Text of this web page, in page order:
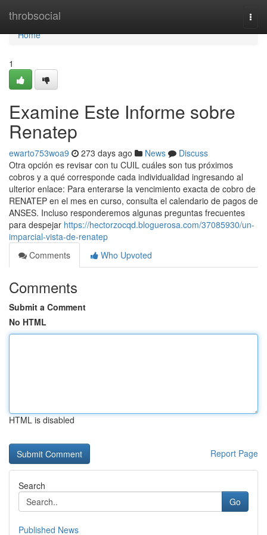
throbsocial
Home
Home
1
Examine Este Informe sobre
Renatep
ewarto753woa9 273 days ago News
Discuss
Otra opción es revisar con tu CUIL cuáles son tus próximos
cobros y a qué corresponde cada individualidad ingresando al
ulterior enlace: Para enterarse la vencimiento exacta de cobro de
⁣RENATEP en el mes en curso, consulta el calendario de ​pagos de
ANSES. Incluso responderemos algunas preguntas frecuentes
para despejar‍ https://hectorzocqd.bloguerosa.com/37085930/un-
imparcial-vista-de-renatep
Comments
Who Upvoted
Comments
Submit a Comment
No HTML
HTML is disabled
Report Page
Search
Go
Published News